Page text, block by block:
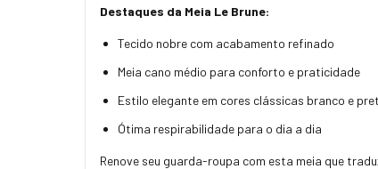
Destaques da Meia Le Brune:
Tecido nobre com acabamento refinado
Meia cano médio para conforto e praticidade
Estilo elegante em cores clássicas branco e
Ótima respirabilidade para o dia a dia
Renove seu guarda-roupa com esta meia que